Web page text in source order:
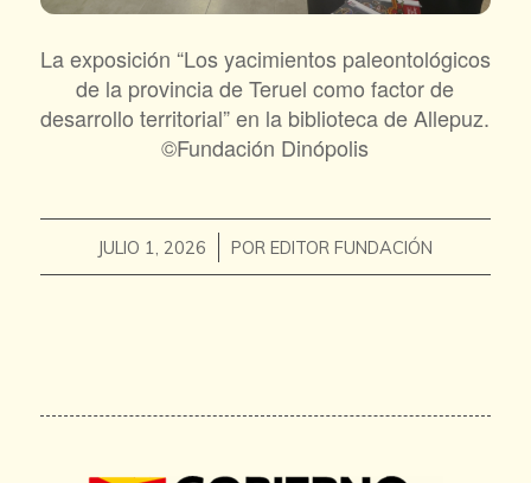
La exposición “Los yacimientos paleontológicos
de la provincia de Teruel como factor de
desarrollo territorial” en la biblioteca de Allepuz.
©Fundación Dinópolis
JULIO 1, 2026
/ POREDITOR FUNDACIÓN